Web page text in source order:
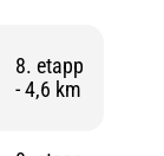
8. etapp
- 4,6 km